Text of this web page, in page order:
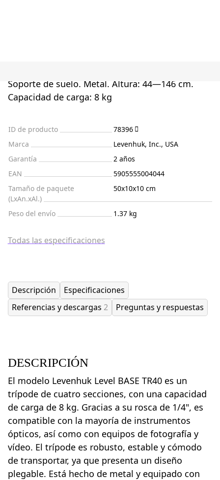
Soporte de suelo. Metal. Altura: 44—146 cm.
Capacidad de carga: 8 kg
ID de producto
78396
Marca
Levenhuk, Inc., USA
Garantía
2 años
EAN
5905555004044
Tamaño de paquete
(LxAn.xAl.)
50x10x10 cm
Peso del envío 1.37 kg
Todas las especificaciones
Descripción
Especificaciones
Referencias y descargas 2 Preguntas y respuestas
DESCRIPCIÓN
El modelo Levenhuk Level BASE TR40 es un
trípode de cuatro secciones, con una capacidad
de carga de 8 kg. Gracias a su rosca de 1/4", es
compatible con la mayoría de instrumentos
ópticos, así como con equipos de fotografía y
vídeo. El trípode es robusto, estable y cómodo
de transportar, ya que presenta un diseño
plegable. Está hecho de metal y equipado con